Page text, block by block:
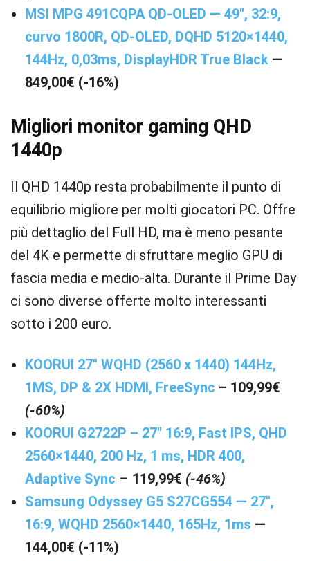
MSI MPG 491CQPA QD-OLED — 49″, 32:9,
curvo 1800R, QD-OLED, DQHD 5120×1440,
144Hz, 0,03ms, DisplayHDR True Black —
849,00€ (-16%)
Migliori monitor gaming QHD
1440p
Il QHD 1440p resta probabilmente il punto di
equilibrio migliore per molti giocatori PC. Offre
più dettaglio del Full HD, ma è meno pesante
del 4K e permette di sfruttare meglio GPU di
fascia media e medio-alta. Durante il Prime Day
ci sono diverse offerte molto interessanti
sotto i 200 euro.
KOORUI 27″ WQHD (2560 x 1440) 144Hz,
1MS, DP & 2X HDMI, FreeSync – 109,99€
(-60%)
KOORUI G2722P – 27″ 16:9, Fast IPS, QHD
2560×1440, 200 Hz, 1 ms, HDR 400,
Adaptive Sync – 119,99€ (-46%)
Samsung Odyssey G5 S27CG554 — 27″,
16:9, WQHD 2560×1440, 165Hz, 1ms —
144,00€ (-11%)